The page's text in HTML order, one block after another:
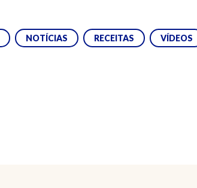
NOTÍCIAS RECEITAS VÍDEOS